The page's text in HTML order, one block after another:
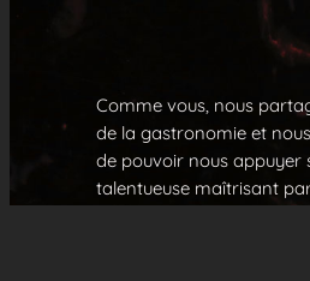
Comme vous, nous
de la gastronomie et
de pouvoir nous appuyer
talentueuse maîtrisant